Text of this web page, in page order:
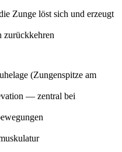
Zunge löst sich und erzeugt
zurückkehren
(Zungenspitze am
— zentral bei